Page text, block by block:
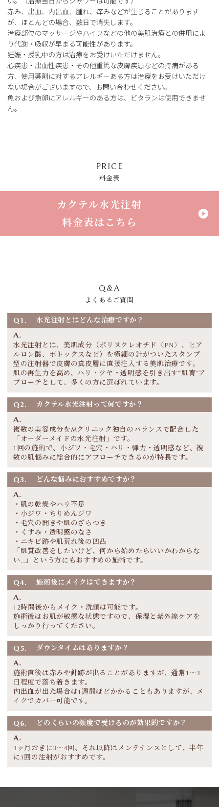
赤み、出血、内出血、腫れ、痒みなどが生じることがあります
が、ほとんどの場合、数日で消失します。
治療部位のマッサージやハイフなどの他の美肌治療との併用によ
り代謝・吸収が早まる可能性があります。
妊娠・授乳中の方は治療をお受けいただけません。
心疾患・出血性疾患・その他重篤な皮膚疾患などの持病がある
方、使用薬剤に対するアレルギーある方は治療をお受けいただけ
ない場合がございますので、お問い合わせください。
魚および魚卵にアレルギーのある方は、ビタランは使用できませ
ん。
PRICE
料金表
カクテル水光注射
料金表はこちら
play_circle_filled
Q&A
よくあるご質問
Q1. 水光注射とはどんな治療ですか？
A.
水光注射とは、美肌成分（ポリヌクレオチド〈PN〉、ヒア
ルロン酸、ボトックスなど）を極細の針がついたスタンプ
型の注射器で皮膚の真皮層に直接注入する美肌治療です。
肌の再生力を高め、ハリ・ツヤ・透明感を引き出す“肌育”ア
プローチとして、多くの方に選ばれています。
Q2. カクテル水光注射って何ですか？
A.
複数の美容成分をMクリニック独自のバランスで配合した
「オーダーメイドの水光注射」です。
1回の施術で、小ジワ・毛穴・ハリ・弾力・透明感など、複
数の肌悩みに総合的にアプローチできるのが特長です。
Q3. どんな悩みにおすすめですか？
A.
・肌の乾燥やハリ不足
・小ジワ・ちりめんジワ
・毛穴の開きや肌のざらつき
・くすみ・透明感のなさ
・ニキビ跡や肌荒れ後の凹凸
「肌質改善をしたいけど、何から始めたらいいかわからな
い…」という方にもおすすめの施術です。
Q4. 施術後にメイクはできますか？
A.
12時間後からメイク・洗顔は可能です。
施術後はお肌が敏感な状態ですので、保湿と紫外線ケアを
しっかり行ってください。
Q5. ダウンタイムはありますか？
A.
施術直後は赤みや針跡が出ることがありますが、通常1〜3
日程度で落ち着きます。
内出血が出た場合は1週間ほどかかることもありますが、メ
イクでカバー可能です。
Q6. どのくらいの頻度で受けるのが効果的ですか？
A.
3ヶ月おきに3～4回、それ以降はメンテナンスとして、半年
に1回の注射がおすすめです。